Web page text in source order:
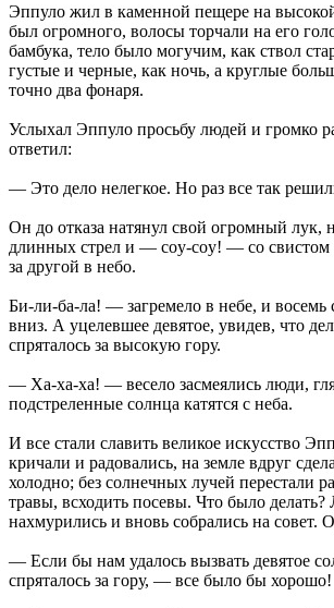
Эппуло жил в каменной пещере на
был огромного, волосы торчали на его
бамбука, тело было могучим, как ствол
густые и черные, как ночь, а круглые
точно два фонаря.
Услыхал Эппуло просьбу людей и громко
ответил:
— Это дело нелегкое. Но раз все так
Он до отказа натянул свой огромный лук,
длинных стрел и — coy-coy! — со свистом
за другой в небо.
Би-ли-ба-ла! — загремело в небе, и восемь
вниз. А уцелевшее девятое, увидев, что
спряталось за высокую гору.
— Ха-ха-ха! — весело засмеялись люди,
подстреленные солнца катятся с неба.
И все стали славить великое искусство
кричали и радовались, на земле вдруг
холодно; без солнечных лучей перестали
травы, всходить посевы. Что было
нахмурились и вновь собрались на совет.
— Если бы нам удалось вызвать девятое
спряталось за гору, — все было бы хорошо!